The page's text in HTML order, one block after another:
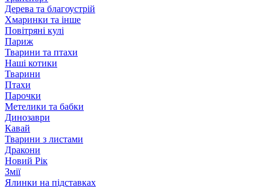
Дерева та благоустрій
Хмаринки та інше
Повітряні кулі
Париж
Тварини та птахи
Наші котики
Тварини
Птахи
Парочки
Метелики та бабки
Динозаври
Кавай
Тварини з листами
Дракони
Новий Рік
Змії
Ялинки на підставках